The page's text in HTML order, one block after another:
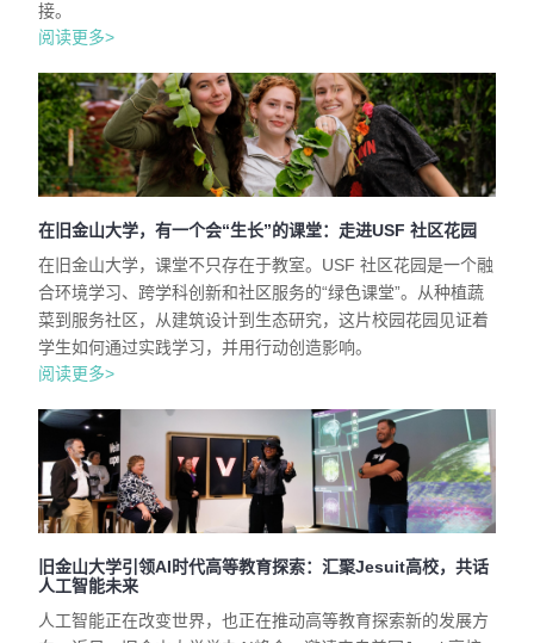
接。
阅读更多>
在旧金山大学，有一个会“生长”的课堂：走进USF 社区花园
在旧金山大学，课堂不只存在于教室。USF 社区花园是一个融
合环境学习、跨学科创新和社区服务的“绿色课堂”。从种植蔬
菜到服务社区，从建筑设计到生态研究，这片校园花园见证着
学生如何通过实践学习，并用行动创造影响。
阅读更多>
旧金山大学引领AI时代高等教育探索：汇聚Jesuit高校，共话
人工智能未来
人工智能正在改变世界，也正在推动高等教育探索新的发展方